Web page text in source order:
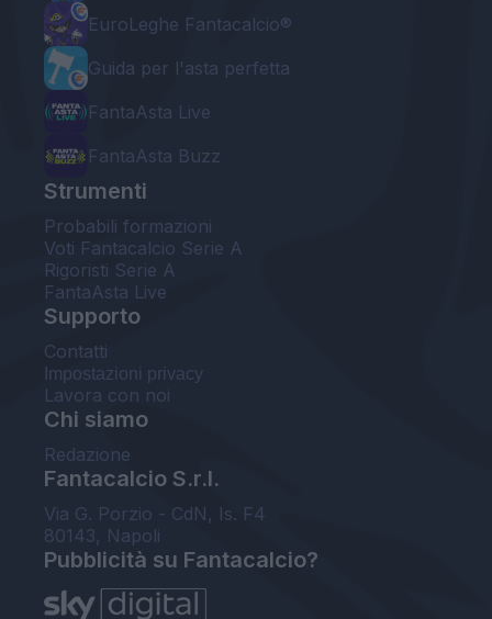
EuroLeghe Fantacalcio®
Guida per l'asta perfetta
FantaAsta Live
FantaAsta Buzz
Strumenti
Probabili formazioni
Voti Fantacalcio Serie A
Rigoristi Serie A
FantaAsta Live
Supporto
Contatti
Impostazioni privacy
Lavora con noi
Chi siamo
Redazione
Fantacalcio S.r.l.
Via G. Porzio - CdN, Is. F4
80143, Napoli
Pubblicità su Fantacalcio?